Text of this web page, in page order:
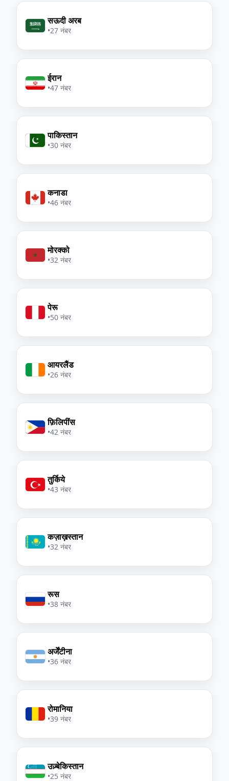
सऊदी अरब
•27 नंबर
ईरान
•47 नंबर
पाकिस्तान
•30 नंबर
कनाडा
•46 नंबर
मोरक्को
•32 नंबर
पेरू
•50 नंबर
आयरलैंड
•26 नंबर
फ़िलिपींस
•42 नंबर
तुर्किये
•43 नंबर
कज़ाख़स्तान
•32 नंबर
रूस
•38 नंबर
अर्जेंटीना
•36 नंबर
रोमानिया
•39 नंबर
उज़्बेकिस्तान
•25 नंबर